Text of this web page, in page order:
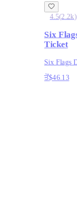
4.5(2.2k)
Six
Ticket
Six Flags
ਤੋਂ$46.13